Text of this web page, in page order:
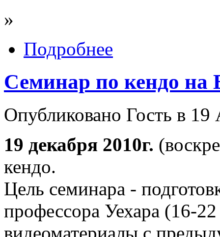
»
Подробнее
Семинар по кендо на
Опубликовано Гость в
19 декабря 2010г.
кендо.
Цель семинара -
профессора Уехара (16-
видеоматериалы с